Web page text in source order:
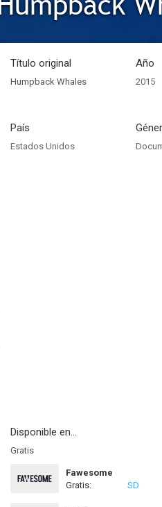
Título original
Humpback Whales
Año
2015
País
Estados Unidos
Disponible en...
Gratis
Fawesome
Gratis:
SD